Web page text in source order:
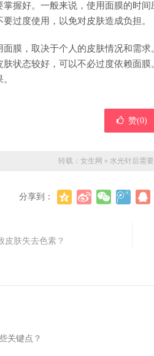
握好。一般来说，使用面膜的时
过度使用，以免对皮肤造成负担。
膜，取决于个人的皮肤情况和需
肤状态较好，可以不必过度依赖面
赞(0)
转载： 女生网 » 水光针后需
分享到：
皮肤失去色素？
关键点？